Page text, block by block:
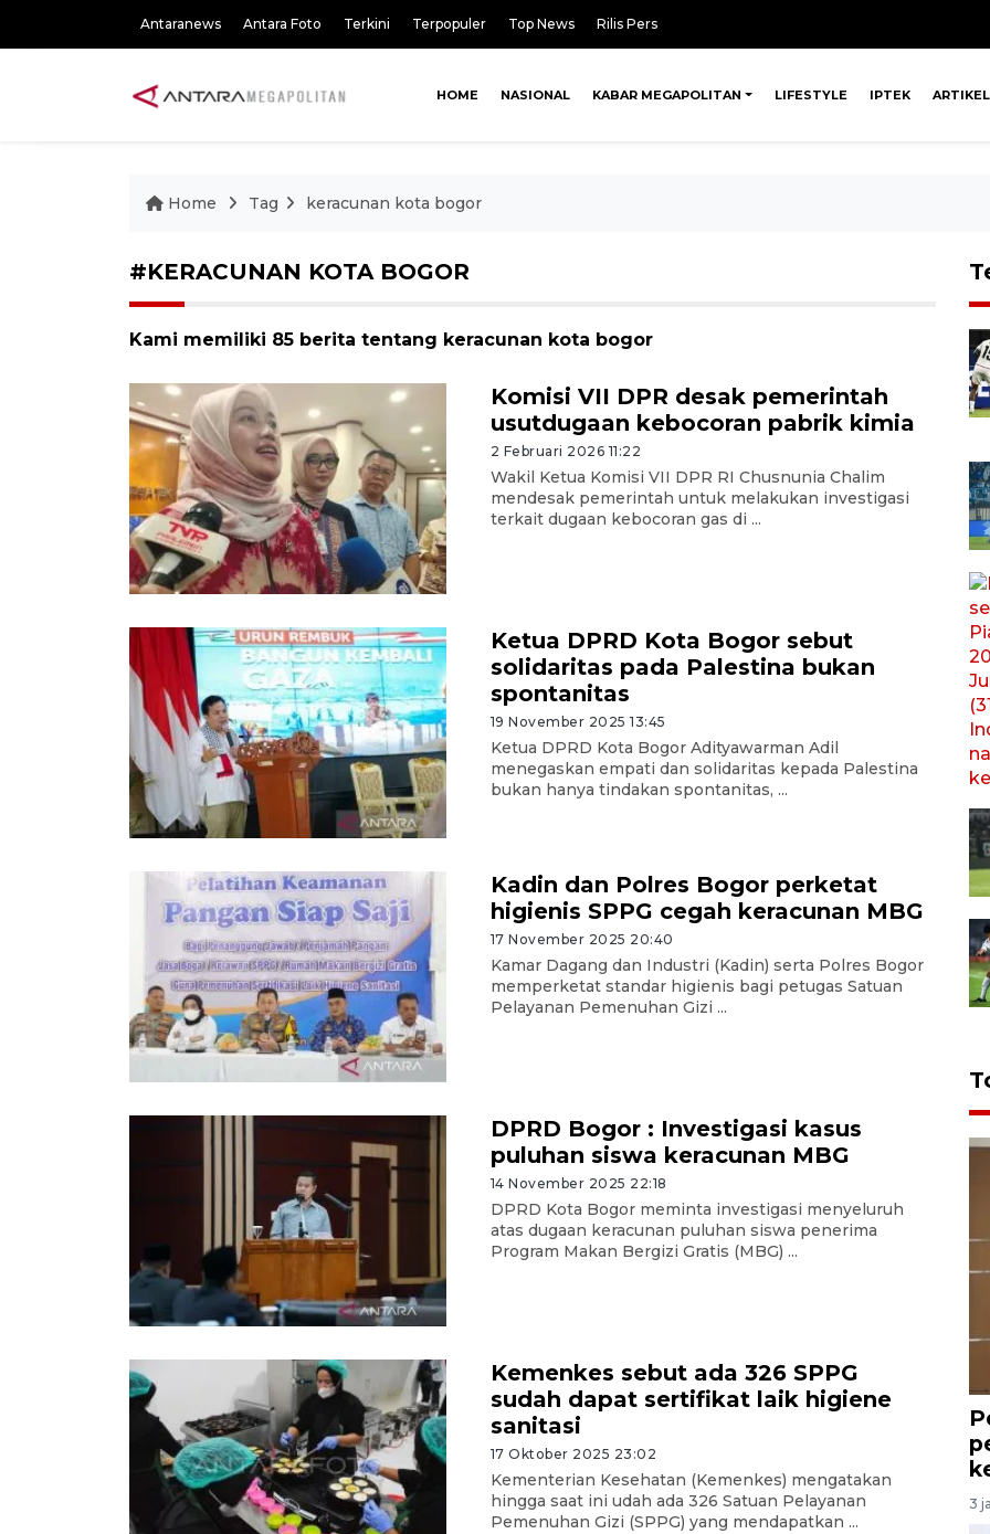
Antaranews Antara Foto Terkini Terpopuler Top News Rilis Pers
HOME NASIONAL KABAR MEGAPOLITAN LIFESTYLE IPTEK ARTIKEL
Home Tag keracunan kota bogor
#KERACUNAN KOTA BOGOR
Kami memiliki 85 berita tentang keracunan kota bogor
Komisi VII DPR desak pemerintah
usutdugaan kebocoran pabrik kimia
2 Februari 2026 11:22
Wakil Ketua Komisi VII DPR RI Chusnunia Chalim
mendesak pemerintah untuk melakukan investigasi
terkait dugaan kebocoran gas di ...
Ketua DPRD Kota Bogor sebut
solidaritas pada Palestina bukan
spontanitas
19 November 2025 13:45
Ketua DPRD Kota Bogor Adityawarman Adil
menegaskan empati dan solidaritas kepada Palestina
bukan hanya tindakan spontanitas, ...
Kadin dan Polres Bogor perketat
higienis SPPG cegah keracunan MBG
17 November 2025 20:40
Kamar Dagang dan Industri (Kadin) serta Polres Bogor
memperketat standar higienis bagi petugas Satuan
Pelayanan Pemenuhan Gizi ...
DPRD Bogor : Investigasi kasus
puluhan siswa keracunan MBG
14 November 2025 22:18
DPRD Kota Bogor meminta investigasi menyeluruh
atas dugaan keracunan puluhan siswa penerima
Program Makan Bergizi Gratis (MBG) ...
Kemenkes sebut ada 326 SPPG
sudah dapat sertifikat laik higiene
sanitasi
17 Oktober 2025 23:02
Kementerian Kesehatan (Kemenkes) mengatakan
hingga saat ini udah ada 326 Satuan Pelayanan
Pemenuhan Gizi (SPPG) yang mendapatkan ...
3